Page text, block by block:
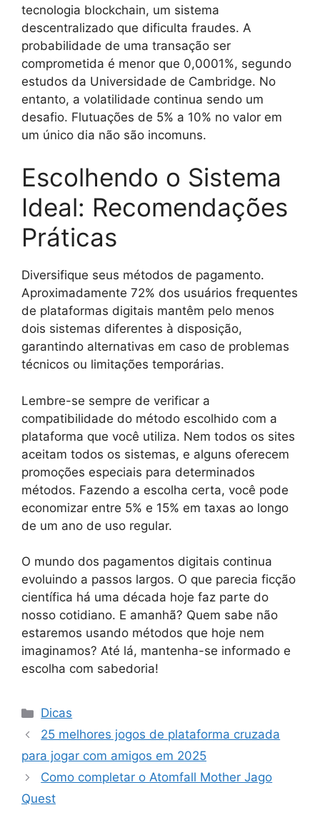
tecnologia blockchain, um sistema
descentralizado que dificulta fraudes. A
probabilidade de uma transação ser
comprometida é menor que 0,0001%, segundo
estudos da Universidade de Cambridge. No
entanto, a volatilidade continua sendo um
desafio. Flutuações de 5% a 10% no valor em
um único dia não são incomuns.
Escolhendo o Sistema
Ideal: Recomendações
Práticas
Diversifique seus métodos de pagamento.
Aproximadamente 72% dos usuários frequentes
de plataformas digitais mantêm pelo menos
dois sistemas diferentes à disposição,
garantindo alternativas em caso de problemas
técnicos ou limitações temporárias.
Lembre-se sempre de verificar a
compatibilidade do método escolhido com a
plataforma que você utiliza. Nem todos os sites
aceitam todos os sistemas, e alguns oferecem
promoções especiais para determinados
métodos. Fazendo a escolha certa, você pode
economizar entre 5% e 15% em taxas ao longo
de um ano de uso regular.
O mundo dos pagamentos digitais continua
evoluindo a passos largos. O que parecia ficção
científica há uma década hoje faz parte do
nosso cotidiano. E amanhã? Quem sabe não
estaremos usando métodos que hoje nem
imaginamos? Até lá, mantenha-se informado e
escolha com sabedoria!
Categorias
Dicas
25 melhores jogos de plataforma cruzada
para jogar com amigos em 2025
Como completar o Atomfall Mother Jago
Quest